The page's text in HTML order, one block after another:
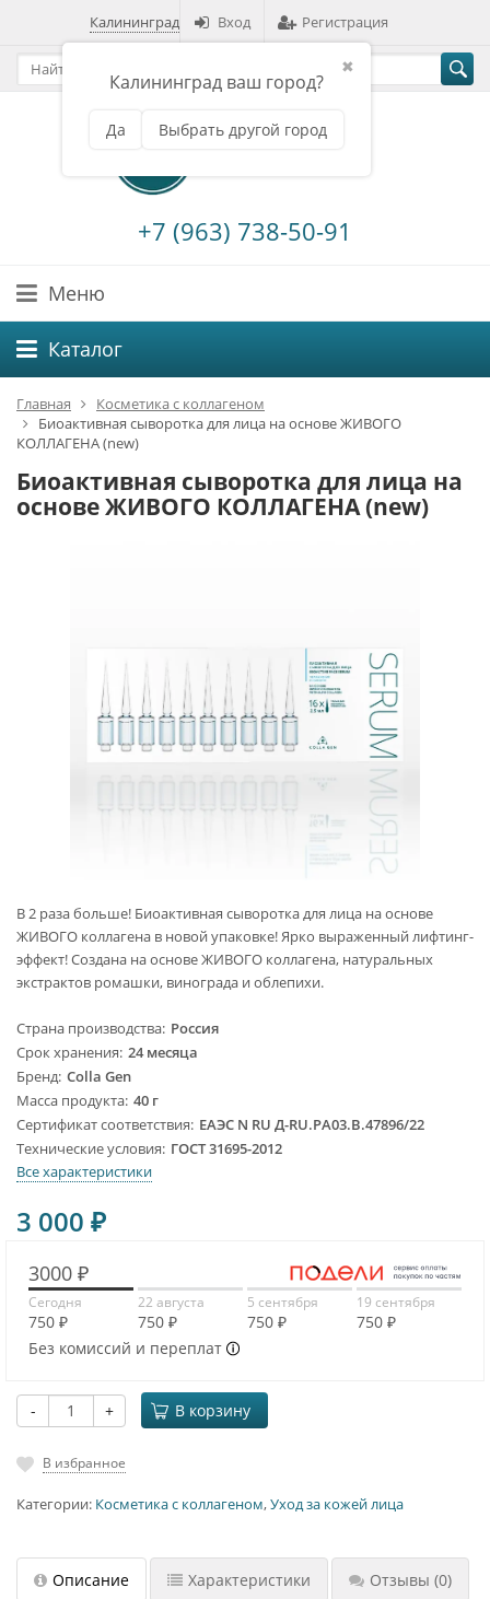
Калининград
✖
Калининград ваш город?
Да Выбрать другой город
Вход Регистрация
+7 (963) 738-50-91
Меню
Каталог
Главная
Косметика с коллагеном
Биоактивная сыворотка для лица на основе ЖИВОГО
КОЛЛАГЕНА (new)
Биоактивная сыворотка для лица на
основе ЖИВОГО КОЛЛАГЕНА (new)
В 2 раза больше! Биоактивная сыворотка для лица на основе
ЖИВОГО коллагена в новой упаковке! Ярко выраженный лифтинг-
эффект! Создана на основе ЖИВОГО коллагена, натуральных
экстрактов ромашки, винограда и облепихи.
Страна производства Россия
Срок хранения 24 месяца
Бренд Colla Gen
Масса продукта 40 г
Сертификат соответствия ЕАЭС N RU Д-RU.PA03.B.47896/22
Технические условия ГОСТ 31695-2012
Все характеристики
3 000 ₽
3000 ₽
Сегодня
750 ₽
22 августа
750 ₽
5 сентября
750 ₽
19 сентября
750 ₽
Без комиссий и переплат
- + В корзину
В избранное
Категории: Косметика с коллагеном,Уход за кожей лица
Описание Характеристики Отзывы (0)